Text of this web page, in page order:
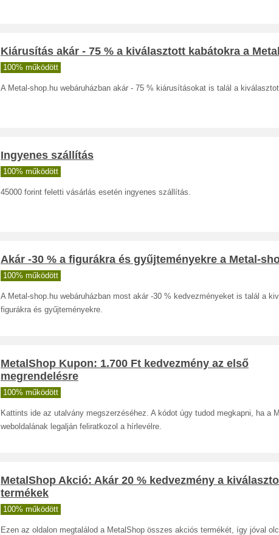
Kiárusítás akár - 75 % a kiválasztott kabátokra a
100% működött
A Metal-shop.hu webáruházban akár - 75 % kiárusításokat is talál a
Ingyenes szállítás
100% működött
45000 forint feletti vásárlás esetén ingyenes szállítás.
Akár -30 % a figurákra és gyűjteményekre a Metal-
100% működött
A Metal-shop.hu webáruházban most akár -30 % kedvezményeket is talál a
figurákra és gyűjteményekre.
MetalShop Kupon: 1.700 Ft kedvezmény az első
megrendelésre
100% működött
Kattints ide az utalvány megszerzéséhez. A kódot úgy tudod megkapni, ha a
weboldalának legalján feliratkozol a hírlevélre.
MetalShop Akció: Akár 20 % kedvezmény a
termékek
100% működött
Ezen az oldalon megtalálod a MetalShop összes akciós termékét, így jóval